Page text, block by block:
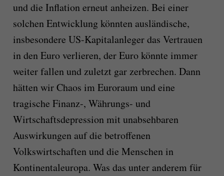
und die Inflation erneut anheizen. Bei einer
solchen Entwicklung könnten ausländische,
insbesondere US-Kapitalanleger das Vertrauen
in den Euro verlieren, der Euro könnte immer
weiter fallen und zuletzt gar zerbrechen. Dann
hätten wir Chaos im Euroraum und eine
tragische Finanz-, Währungs- und
Wirtschaftsdepression mit unabsehbaren
Auswirkungen auf die betroffenen
Volkswirtschaften und die Menschen in
Kontinentaleuropa. Was das unter anderem für